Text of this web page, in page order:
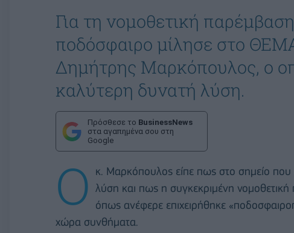
Για τη νομοθετική
ποδόσφαιρο μίλησε στο
Δημήτρης Μαρκόπουλος, ο
καλύτερη δυνατή λύση.
Πρόσθεσε το BusinessNews
στα αγαπημένα σου στη
Google
Ο
κ. Μαρκόπουλος είπε πως στο σημείο
λύση και πως η συγκεκριμένη
όπως ανέφερε επιχειρήθηκε
χώρα συνθήματα.